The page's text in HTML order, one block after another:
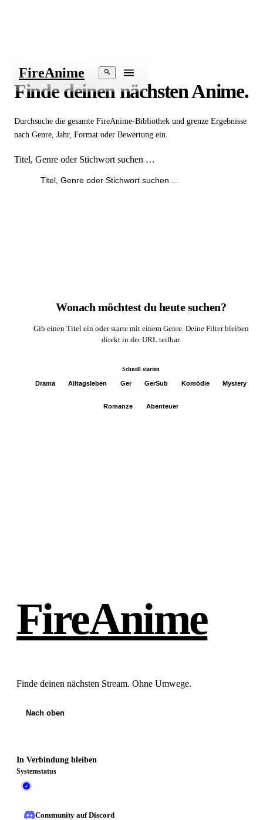
FireAnime
Finde deinen nächsten Anime.
Durchsuche die gesamte FireAnime-Bibliothek und grenze Ergebnisse
nach Genre, Jahr, Format oder Bewertung ein.
Titel, Genre oder Stichwort suchen …
Wonach möchtest du heute suchen?
Gib einen Titel ein oder starte mit einem Genre. Deine Filter bleiben
direkt in der URL teilbar.
Schnell starten
Drama Alltagsleben Ger GerSub Komödie Mystery
Romanze Abenteuer
FireAnime
Finde deinen nächsten Stream. Ohne Umwege.
Nach oben
In Verbindung bleiben
Systemstatus
Community auf Discord